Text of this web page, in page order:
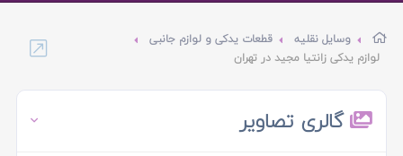
وسایل نقلیه
قطعات یدکی و لوازم جانبی
لوازم یدکی زانتیا مجید در تهران
گالری تصاویر